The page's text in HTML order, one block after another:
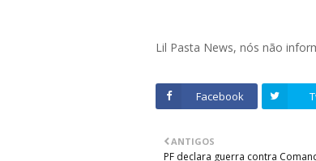
Lil Pasta News, nós não
Facebook
ANTIGOS
PF declara guerra contra